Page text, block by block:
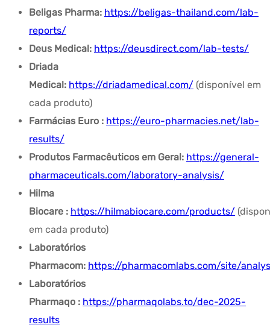
Beligas Pharma: https://beligas-thailand.com/lab-
reports/
Deus Medical: https://deusdirect.com/lab-tests/
Driada
Medical: https://driadamedical.com/ (disponível em
cada produto)
Farmácias Euro : https://euro-pharmacies.net/lab-
results/
Produtos Farmacêuticos em Geral: https://general-
pharmaceuticals.com/laboratory-analysis/
Hilma
Biocare : https://hilmabiocare.com/products/
em cada produto)
Laboratórios
Pharmacom: https://pharmacomlabs.com/site/
Laboratórios
Pharmaqo : https://pharmaqolabs.to/dec-2025-
results